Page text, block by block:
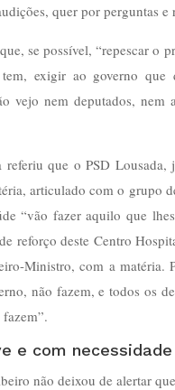
quer por perguntas e
se possível, “repescar o
exigir ao governo que
vejo nem deputados, nem
que o PSD Lousada,
articulado com o grupo
“vão fazer aquilo que
reforço deste Centro
Ministro, com a matéria.
não fazem, e todos os
e com
não deixou de alertar